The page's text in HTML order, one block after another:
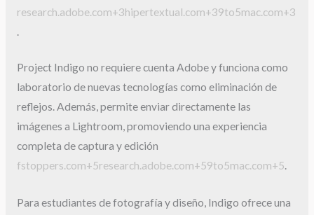
research.adobe.com+3hipertextual.com+39to5mac.com+3
.
Project Indigo no requiere cuenta Adobe y funciona como
laboratorio de nuevas tecnologías como eliminación de
reflejos. Además, permite enviar directamente las
imágenes a Lightroom, promoviendo una experiencia
completa de captura y edición
fstoppers.com+5research.adobe.com+59to5mac.com+5.
Para estudiantes de fotografía y diseño, Indigo ofrece una